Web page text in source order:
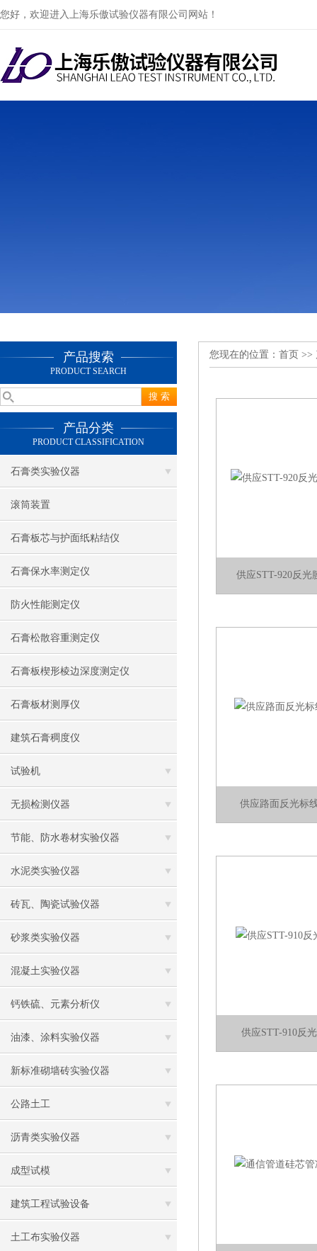
您好，欢迎进入上海乐傲试验仪器有限公司网站！
产品搜索
PRODUCT SEARCH
产品分类
PRODUCT CLASSIFICATION
石膏类实验仪器
滚筒装置
石膏板芯与护面纸粘结仪
石膏保水率测定仪
防火性能测定仪
石膏松散容重测定仪
石膏板楔形棱边深度测定仪
石膏板材测厚仪
建筑石膏稠度仪
试验机
无损检测仪器
节能、防水卷材实验仪器
水泥类实验仪器
砖瓦、陶瓷试验仪器
砂浆类实验仪器
混凝土实验仪器
钙铁硫、元素分析仪
油漆、涂料实验仪器
新标准砌墙砖实验仪器
公路土工
沥青类实验仪器
成型试模
建筑工程试验设备
土工布实验仪器
您现在的位置： 首页 >>
供应STT-920反光
供应路面反光标
供应STT-910反